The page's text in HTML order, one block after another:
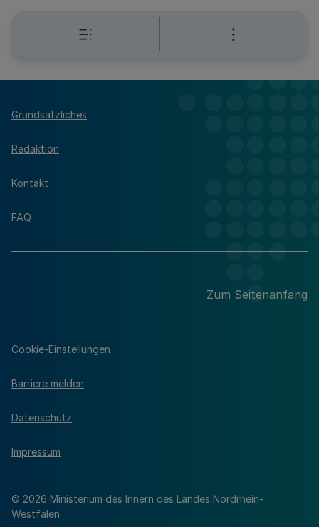
Grundsätzliches
Redaktion
Kontakt
FAQ
Zum Seitenanfang
© 2026 Ministerium des Innern des Landes Nordrhein-
Westfalen
Cookie-Einstellungen
Barriere melden
Datenschutz
Impressum